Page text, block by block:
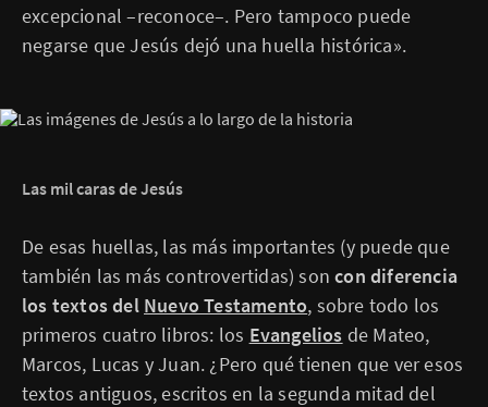
excepcional –reconoce–. Pero tampoco puede
negarse que Jesús dejó una huella histórica».
Las mil caras de Jesús
De esas huellas, las más importantes (y puede que
también las más controvertidas) soncon diferencia
los textos del Nuevo Testamento, sobre todo los
primeros cuatro libros: los Evangelios de Mateo,
Marcos, Lucas y Juan. ¿Pero qué tienen que ver esos
textos antiguos, escritos en la segunda mitad del